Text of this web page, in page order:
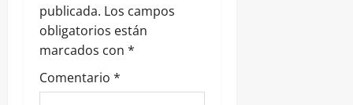
d
a
s
publicada. Los campos
obligatorios están
marcados con *
Comentario *